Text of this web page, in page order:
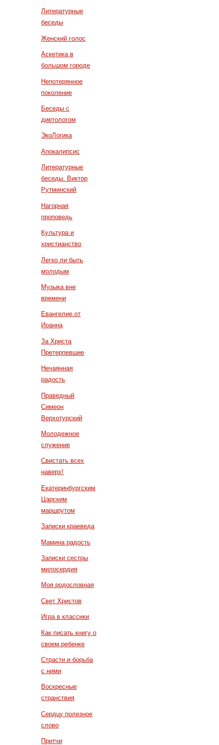
Литературные
беседы
Женский голос
Аскетика в
большом городе
Непотерянное
поколение
Беседы с
диетологом
ЭкоЛогика
Апокалипсис
Литературные
беседы. Виктор
Рутминский
Нагорная
проповедь
Культура и
христианство
Легко ли быть
молодым
Музыка вне
времени
Евангелие от
Иоанна
За Христа
Претерпевшие
Нечаянная
радость
Праведный
Симеон
Верхотурский
Молодежное
служение
Свистать всех
наверх!
Екатеринбургским
Царским
маршрутом
Записки краеведа
Мамина радость
Записки сестры
милосердия
Моя родословная
Свет Христов
Игра в классики
Как писать книгу о
своем ребенке
Страсти и борьба
с ними
Воскресные
странствия
Сердцу полезное
слово
Притчи